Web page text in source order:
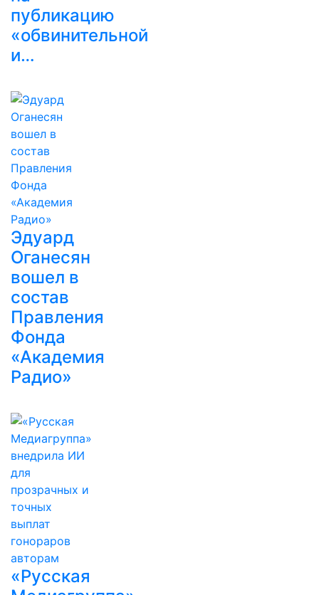
публикацию
«обвинительной
и…
Эдуард
Оганесян
вошел в
состав
Правления
Фонда
«Академия
Радио»
«Русская